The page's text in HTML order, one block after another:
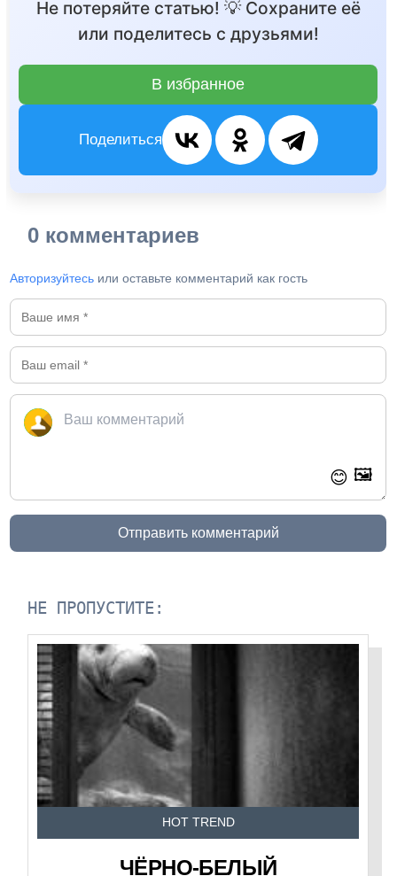
Не потеряйте статью! 💡 Сохраните её
или поделитесь с друзьями!
В избранное
Поделиться
0 комментариев
Авторизуйтесь или оставьте комментарий как гость
😊 🖼️
Отправить комментарий
НЕ ПРОПУСТИТЕ:
HOT TREND
ЧЁРНО-БЕЛЫЙ